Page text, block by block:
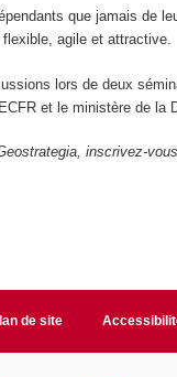
que jamais de
agile et attractive.
lors de deux
et le ministère de la
inscrivez-
de site